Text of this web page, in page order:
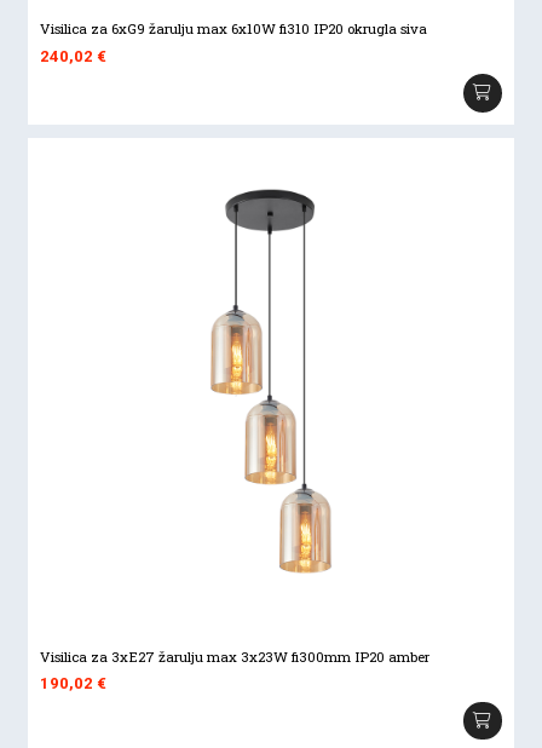
Visilica za 6xG9 žarulju max 6x10W fi310 IP20 okrugla siva
240,02€
Visilica za 3xE27 žarulju max 3x23W fi300mm IP20 amber
190,02€